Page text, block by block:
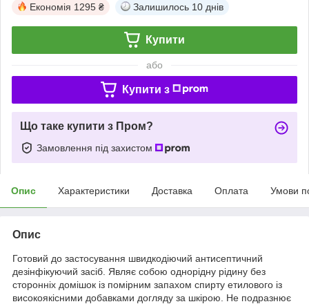
Економія 1295 ₴ Залишилось 10 днів
Купити
або
Купити з
Що таке купити з Пром?
Замовлення під захистом
Опис Характеристики Доставка Оплата Умови
Опис
Готовий до застосування швидкодіючий антисептичний
дезінфікуючий засіб. Являє собою однорідну рідину без
сторонніх домішок із помірним запахом спирту етилового із
високоякісними добавками догляду за шкірою. Не подразнює